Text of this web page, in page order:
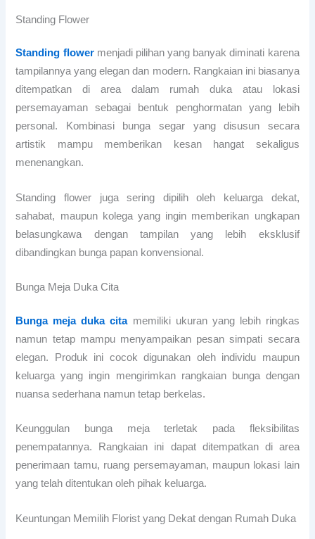
Standing Flower
Standing flowermenjadi pilihan yang banyak diminati karena
tampilannya yang elegan dan modern. Rangkaian ini biasanya
ditempatkan di area dalam rumah duka atau lokasi
persemayaman sebagai bentuk penghormatan yang lebih
personal. Kombinasi bunga segar yang disusun secara
artistik mampu memberikan kesan hangat sekaligus
menenangkan.
Standing flower juga sering dipilih oleh keluarga dekat,
sahabat, maupun kolega yang ingin memberikan ungkapan
belasungkawa dengan tampilan yang lebih eksklusif
dibandingkan bunga papan konvensional.
Bunga Meja Duka Cita
Bunga meja duka citamemiliki ukuran yang lebih ringkas
namun tetap mampu menyampaikan pesan simpati secara
elegan. Produk ini cocok digunakan oleh individu maupun
keluarga yang ingin mengirimkan rangkaian bunga dengan
nuansa sederhana namun tetap berkelas.
Keunggulan bunga meja terletak pada fleksibilitas
penempatannya. Rangkaian ini dapat ditempatkan di area
penerimaan tamu, ruang persemayaman, maupun lokasi lain
yang telah ditentukan oleh pihak keluarga.
Keuntungan Memilih Florist yang Dekat dengan Rumah Duka